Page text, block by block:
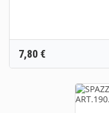
Prezzo
7,80 €